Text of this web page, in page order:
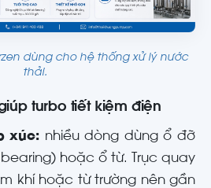
dùng cho hệ thống xử lý nước
thải.
turbo tiết kiệm điện
xúc: nhiều dòng dùng ổ đỡ
bearing) hoặc ổ từ. Trục quay
khí hoặc từ trường nên gần